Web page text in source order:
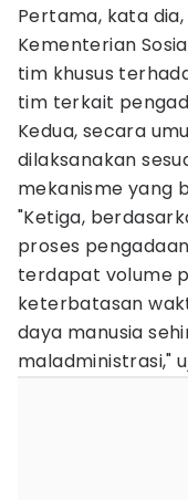
Pertama, kata
Kementerian
tim khusus
tim terkait
Kedua, secara
dilaksanakan
mekanisme yang
"Ketiga,
proses
terdapat volume
keterbatasan
daya manusia
maladministrasi,"